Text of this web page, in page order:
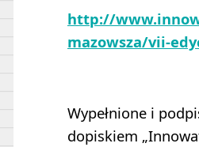
http://
mazowsza/vii-
Wypełnione i
dopiskiem